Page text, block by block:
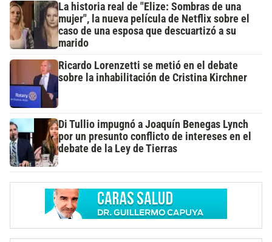
La historia real de "Elize: Sombras de una
mujer", la nueva película de Netflix sobre el
caso de una esposa que descuartizó a su
marido
Ricardo Lorenzetti se metió en el debate
sobre la inhabilitación de Cristina Kirchner
Di Tullio impugnó a Joaquín Benegas Lynch
por un presunto conflicto de intereses en el
debate de la Ley de Tierras